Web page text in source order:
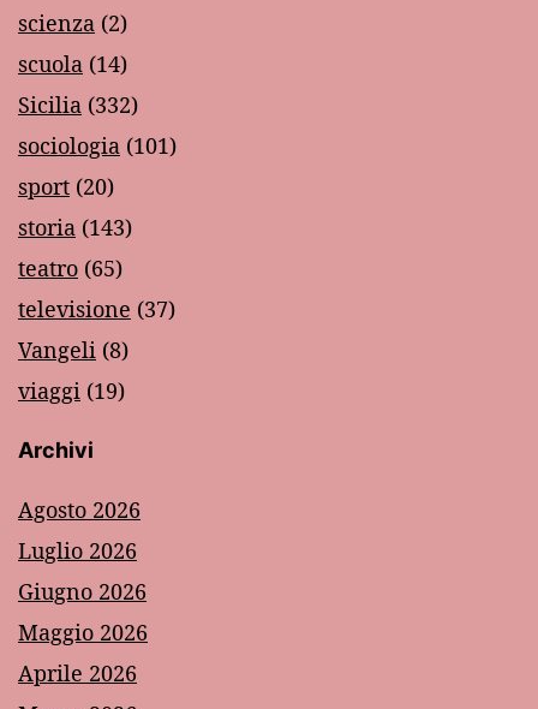
scienza (2)
scuola (14)
Sicilia (332)
sociologia (101)
sport (20)
storia (143)
teatro (65)
televisione (37)
Vangeli (8)
viaggi (19)
Archivi
Agosto 2026
Luglio 2026
Giugno 2026
Maggio 2026
Aprile 2026